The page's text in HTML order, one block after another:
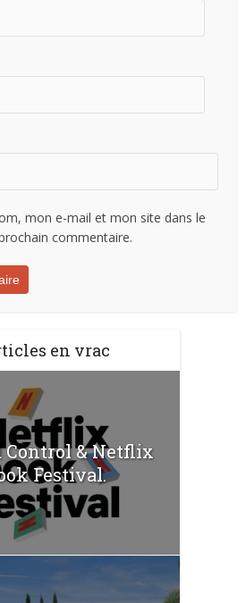
mon e-mail et mon site dans le
commentaire.
en vrac
Control & Netflix
Festival.